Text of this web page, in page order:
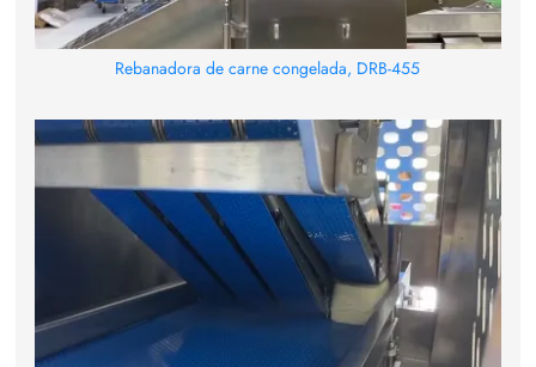
Rebanadora de carne congelada, DRB-455